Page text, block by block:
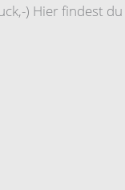
) Hier findest du